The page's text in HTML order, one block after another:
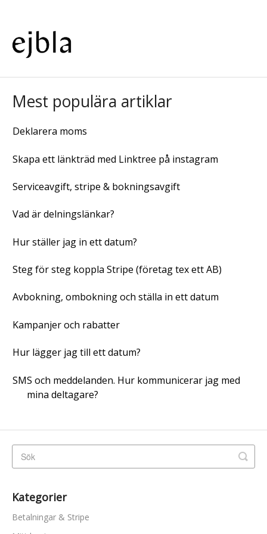
Mest populära artiklar
Deklarera moms
Skapa ett länkträd med Linktree på instagram
Serviceavgift, stripe & bokningsavgift
Vad är delningslänkar?
Hur ställer jag in ett datum?
Steg för steg koppla Stripe (företag tex ett AB)
Avbokning, ombokning och ställa in ett datum
Kampanjer och rabatter
Hur lägger jag till ett datum?
SMS och meddelanden. Hur kommunicerar jag med
mina deltagare?
Kategorier
Betalningar & Stripe